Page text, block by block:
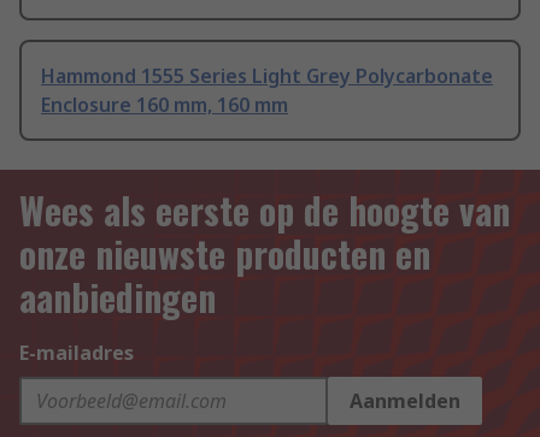
Hammond 1555 Series Light Grey Polycarbonate
Enclosure 160 mm, 160 mm
Wees als eerste op de hoogte van
onze nieuwste producten en
aanbiedingen
E-mailadres
Aanmelden